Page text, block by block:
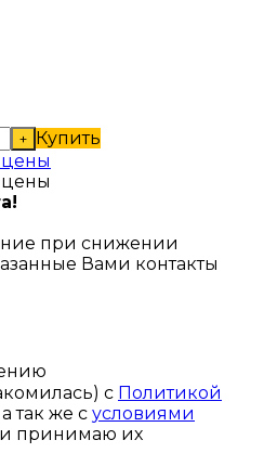
+ Купить
при снижении
Вами контакты
с Политикой
а так же с условиями
и принимаю их